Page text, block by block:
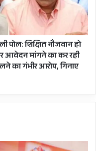
बिगाड़ने का काम
media
into the air
पोल: शिक्षित नौजवान हो
आवेदन मांगने का कर रही
का गंभीर आरोप, गिनाए